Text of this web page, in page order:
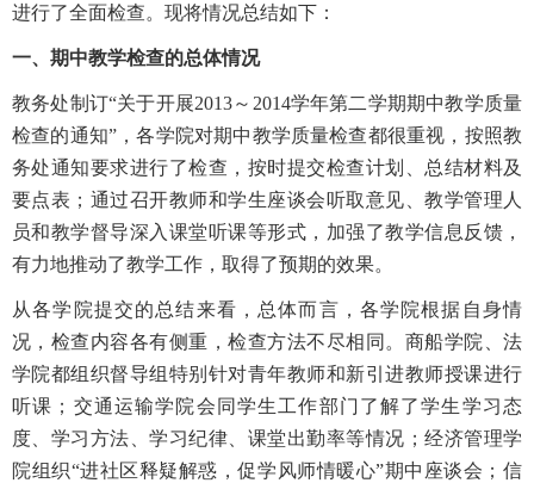
进行了全面检查。现将情况总结如下：
一、期中教学检查的总体情况
教务处制订“关于开展2013～2014学年第二学期期中教学质量
检查的通知”，各学院对期中教学质量检查都很重视，按照教
务处通知要求进行了检查，按时提交检查计划、总结材料及
要点表；通过召开教师和学生座谈会听取意见、教学管理人
员和教学督导深入课堂听课等形式，加强了教学信息反馈，
有力地推动了教学工作，取得了预期的效果。
从各学院提交的总结来看，总体而言，各学院根据自身情
况，检查内容各有侧重，检查方法不尽相同。商船学院、法
学院都组织督导组特别针对青年教师和新引进教师授课进行
听课；交通运输学院会同学生工作部门了解了学生学习态
度、学习方法、学习纪律、课堂出勤率等情况；经济管理学
院组织“进社区释疑解惑，促学风师情暖心”期中座谈会；信